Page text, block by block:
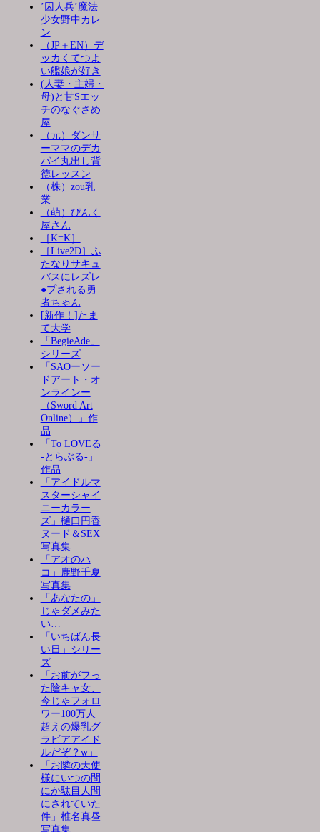
’囚人兵’魔法
少女野中カレ
ン
（JP＋EN）デ
ッカくてつよ
い艦娘が好き
(人妻・主婦・
母)と甘Sエッ
チのなぐさめ
屋
（元）ダンサ
ーママのデカ
パイ丸出し背
徳レッスン
（株）zou乳
業
（萌）ぴんく
屋さん
［K=K］
［Live2D］ふ
たなりサキュ
バスにレズレ
●プされる勇
者ちゃん
[新作！]たま
て大学
「BegieAde」
シリーズ
「SAOーソー
ドアート・オ
ンラインー
（Sword Art
Online）」作
品
「To LOVEる
-とらぶる-」
作品
「アイドルマ
スターシャイ
ニーカラー
ズ」樋口円香
ヌード＆SEX
写真集
「アオのハ
コ」鹿野千夏
写真集
「あなたの」
じゃダメみた
い…
「いちばん長
い日」シリー
ズ
「お前がフっ
た陰キャ女、
今じゃフォロ
ワー100万人
超えの爆乳グ
ラビアアイド
ルだぞ？w」
「お隣の天使
様にいつの間
にか駄目人間
にされていた
件」椎名真昼
写真集